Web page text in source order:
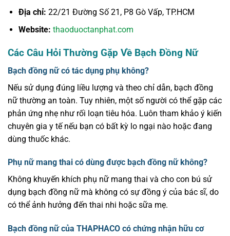
Địa chỉ: 22/21 Đường Số 21, P8 Gò Vấp, TP.HCM
Website: thaoduoctanphat.com
Các Câu Hỏi Thường Gặp Về Bạch Đồng Nữ
Bạch đồng nữ có tác dụng phụ không?
Nếu sử dụng đúng liều lượng và theo chỉ dẫn, bạch đồng
nữ thường an toàn. Tuy nhiên, một số người có thể gặp các
phản ứng nhẹ như rối loạn tiêu hóa. Luôn tham khảo ý kiến
chuyên gia y tế nếu bạn có bất kỳ lo ngại nào hoặc đang
dùng thuốc khác.
Phụ nữ mang thai có dùng được bạch đồng nữ không?
Không khuyến khích phụ nữ mang thai và cho con bú sử
dụng bạch đồng nữ mà không có sự đồng ý của bác sĩ, do
có thể ảnh hưởng đến thai nhi hoặc sữa mẹ.
Bạch đồng nữ của THAPHACO có chứng nhận hữu cơ